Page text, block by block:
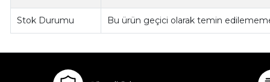
Stok Durumu Bu ürün geçici olarak temin